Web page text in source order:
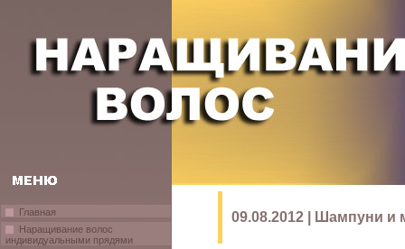
Главная
Наращивание волос
индивидуальными прядями
09.08.2012 | Шампуни и